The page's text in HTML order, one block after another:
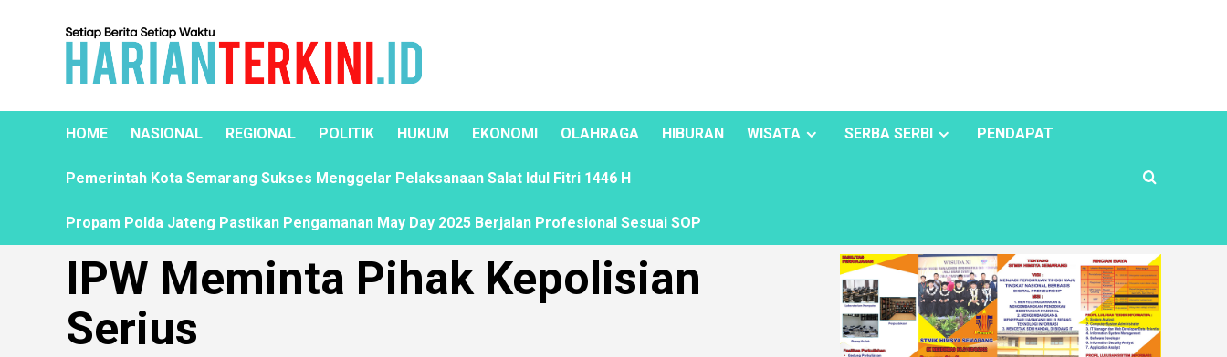
HOME NASIONAL REGIONAL POLITIK HUKUM EKONOMI OLAHRAGA HIBURAN WISATA SERBA SERBI PENDAPAT
Pemerintah Kota Semarang Sukses Menggelar Pelaksanaan Salat Idul Fitri 1446 H
Propam Polda Jateng Pastikan Pengamanan May Day 2025 Berjalan Profesional Sesuai SOP
IPW Meminta Pihak Kepolisian
Serius